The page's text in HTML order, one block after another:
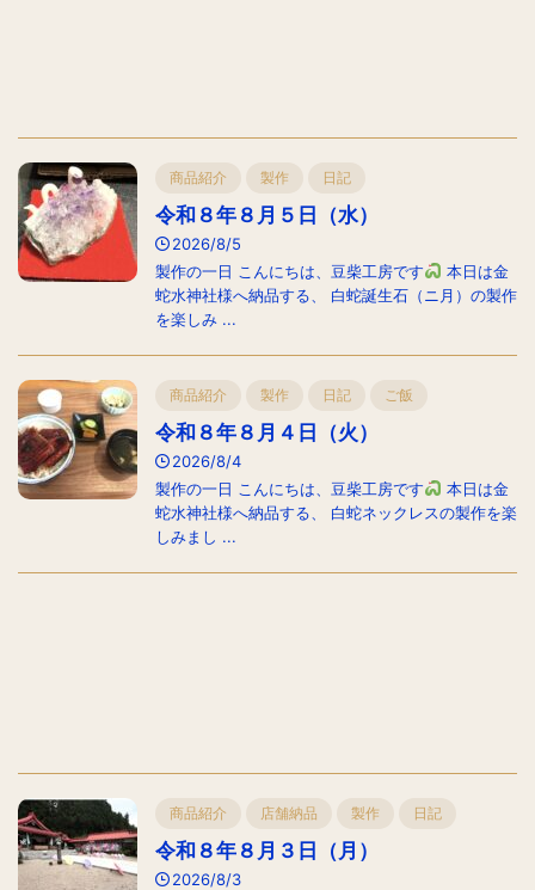
商品紹介 製作 日記
令和８年８月５日（水）
2026/8/5
製作の一日 こんにちは、豆柴工房です
本日は金
蛇水神社様へ納品する、 白蛇誕生石（ニ月）の製作
を楽しみ ...
商品紹介 製作 日記 ご飯
令和８年８月４日（火）
2026/8/4
製作の一日 こんにちは、豆柴工房です
本日は金
蛇水神社様へ納品する、 白蛇ネックレスの製作を楽
しみまし ...
商品紹介 店舗納品 製作 日記
令和８年８月３日（月）
2026/8/3